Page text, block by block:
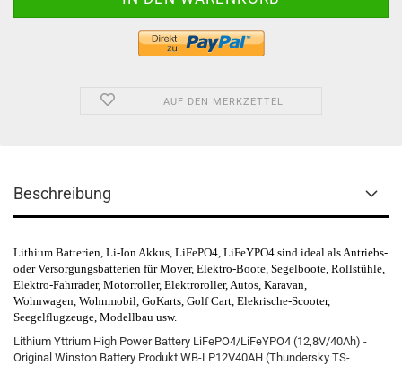
AUF DEN MERKZETTEL
Beschreibung
Lithium Batterien, Li-Ion Akkus, LiFePO4, LiFeYPO4 sind ideal als Antriebs-
oder Versorgungsbatterien fürMover, Elektro-Boote, Segelboote, Rollstühle,
Elektro-Fahrräder, Motorroller, Elektroroller,Autos, Karavan,
Wohnwagen, Wohnmobil, GoKarts, Golf Cart, Elekrische-Scooter,
Seegelflugzeuge, Modellbau usw.
Lithium Yttrium High Power Battery LiFePO4/LiFeYPO4 (12,8V/40Ah) -
Original Winston Battery Produkt WB-LP12V40AH (Thundersky TS-